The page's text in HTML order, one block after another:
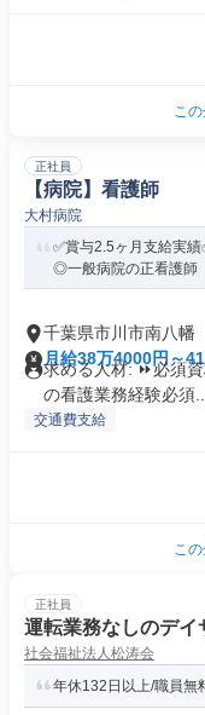
こ
正社員
【病院】看護師
大村病院
✅賞与2.5ヶ月支給実
◎一般病院の正看護師
千葉県市川市南八幡
月給38万4000円～
求める人材: ⏩必須
の看護業務経験必須...
交通費支給
こ
正社員
運転業務なしのデイ
社会福祉法人松涛会
年休132日以上/職員無